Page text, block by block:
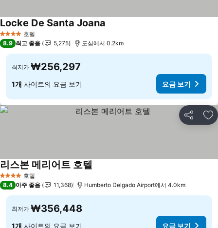
4 성급 호텔
Locke De Santa Joana
8.9 최고 좋음 5,275 도심에서 0.2km
최저가 ₩256,297
1개 사이트의 요금 보기 요금 보기
공유 즐
4 성급 호텔
리스본 메리어트 호텔
8.4 아주 좋음 11,368 Humberto Delgado Airport에서 4.0km
최저가 ₩356,448
1개 사이트의 요금 보기 요금 보기